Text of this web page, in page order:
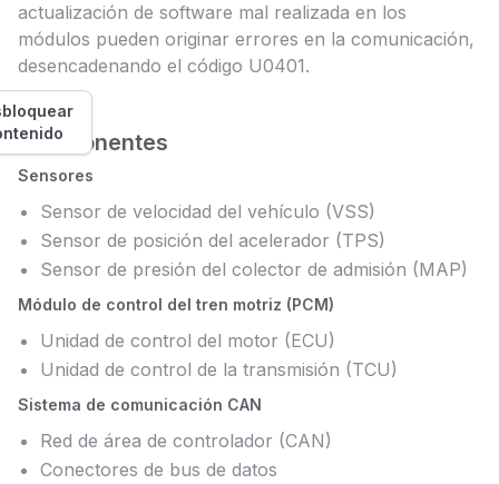
actualización de software mal realizada en los
módulos pueden originar errores en la comunicación,
desencadenando el código U0401.
Componentes
Sensores
Sensor de velocidad del vehículo (VSS)
Sensor de posición del acelerador (TPS)
Sensor de presión del colector de admisión (MAP)
Módulo de control del tren motriz (PCM)
Unidad de control del motor (ECU)
Unidad de control de la transmisión (TCU)
Sistema de comunicación CAN
Red de área de controlador (CAN)
Conectores de bus de datos